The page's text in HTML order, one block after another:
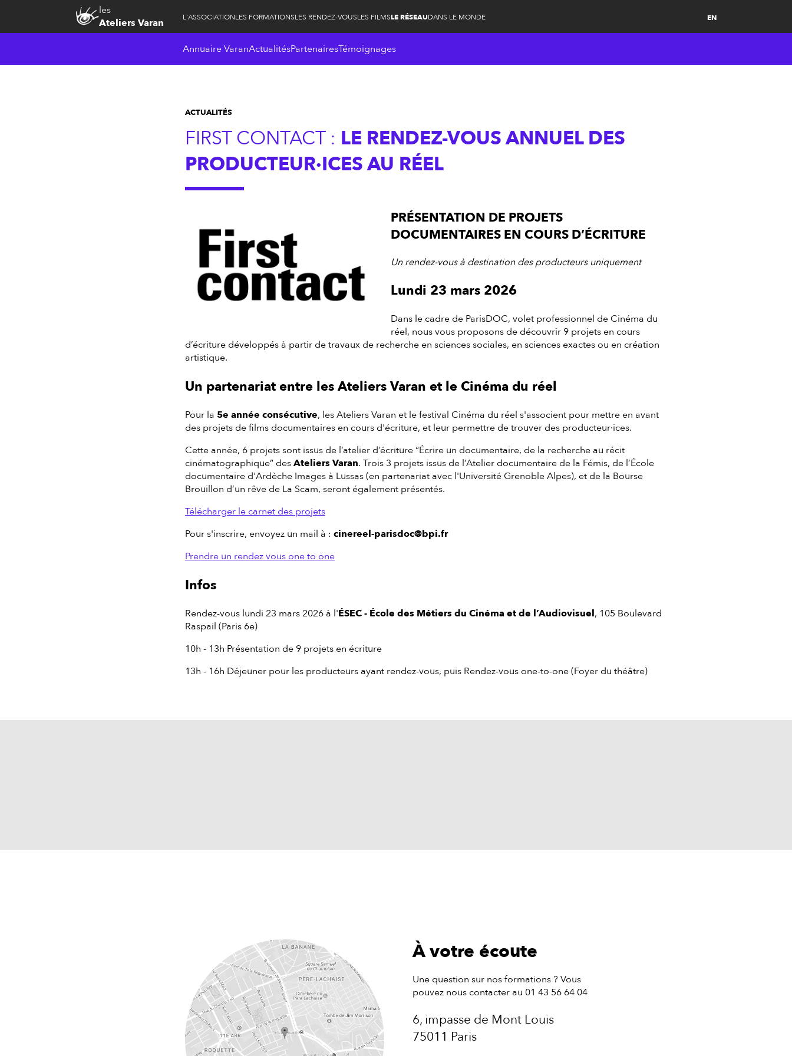
les
Ateliers Varan
L'ASSOCIATIONLES FORMATIONSLES RENDEZ-VOUSLES FILMSLE RÉSEAUDANS LE MONDE EN
Annuaire VaranActualitésPartenairesTémoignages
ACTUALITÉS
FIRST CONTACT : LE RENDEZ-VOUS ANNUEL DES
PRODUCTEUR·ICES AU RÉEL
PRÉSENTATION DE PROJETS
DOCUMENTAIRES EN COURS D’ÉCRITURE
Un rendez-vous à destination des producteurs uniquement
Lundi 23 mars 2026
Dans le cadre de ParisDOC, volet professionnel de Cinéma du
réel, nous vous proposons de découvrir 9 projets en cours
d’écriture développés à partir de travaux de recherche en sciences sociales, en sciences exactes ou en création
artistique.
Un partenariat entre les Ateliers Varan et le Cinéma du réel
Pour la 5e année consécutive, les Ateliers Varan et le festival Cinéma du réel s'associent pour mettre en avant
des projets de films documentaires en cours d'écriture, et leur permettre de trouver des producteur·ices.
Cette année, 6 projets sont issus de l’atelier d’écriture “Écrire un documentaire, de la recherche au récit
cinématographique” desAteliers Varan. Trois 3 projets issus de l’Atelier documentaire de la Fémis, de l’École
documentaire d'Ardèche Images à Lussas (en partenariat avec l'Université Grenoble Alpes), et de la Bourse
Brouillon d’un rêve de La Scam, seront également présentés.
Télécharger le carnet des projets
Pour s'inscrire, envoyez un mail à : cinereel-parisdoc@bpi.fr
Prendre un rendez vous one to one
Infos
Rendez-vous lundi 23 mars 2026 à l'ÉSEC - École des Métiers du Cinéma et de l’Audiovisuel, 105 Boulevard
Raspail (Paris 6e)
10h - 13h Présentation de 9 projets en écriture
13h - 16h Déjeuner pour les producteurs ayant rendez-vous, puis Rendez-vous one-to-one (Foyer du théâtre)
À votre écoute
Une question sur nos formations ? Vous
pouvez nous contacter au 01 43 56 64 04
6, impasse de Mont Louis
75011 Paris